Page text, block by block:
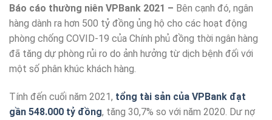
Báo cáo thường niên VPBank 2021 – Bên cạnh đó, ngân
hàng dành ra hơn 500 tỷ đồng ủng hộ cho các hoạt động
phòng chống COVID-19 của Chính phủ đồng thời ngân hàng
đã tăng dự phòng rủi ro do ảnh hưởng từ dịch bệnh đối với
một số phân khúc khách hàng.
Tính đến cuối năm 2021, tổng tài sản của VPBank đạt
gần 548.000 tỷ đồng, tăng 30,7% so với năm 2020. Dư nợ